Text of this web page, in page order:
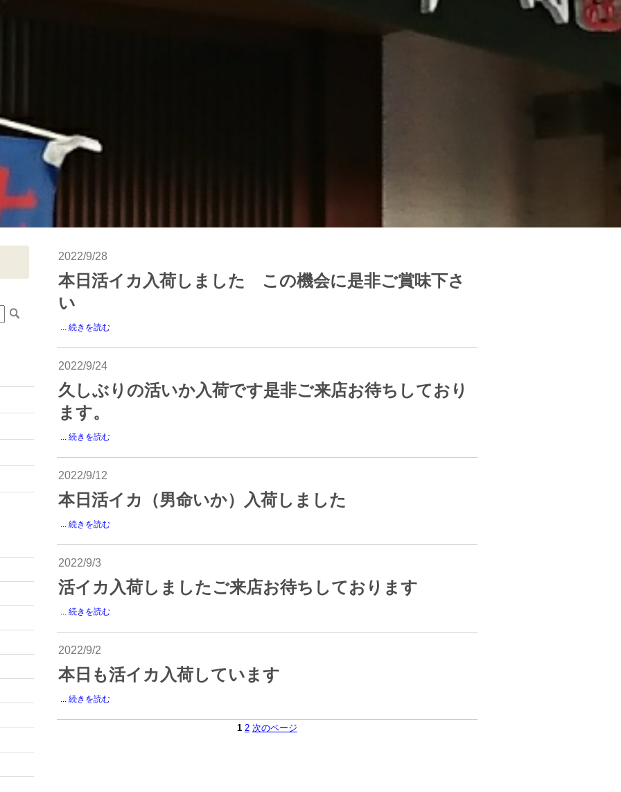
2022/9/28
本日活イカ入荷しました この機会に是非ご賞味下さ
い
...続きを読む
2022/9/24
久しぶりの活いか入荷です是非ご来店お待ちしており
ます。
...続きを読む
2022/9/12
本日活イカ（男命いか）入荷しました
...続きを読む
2022/9/3
活イカ入荷しましたご来店お待ちしております
...続きを読む
2022/9/2
本日も活イカ入荷しています
...続きを読む
1 2 次のページ